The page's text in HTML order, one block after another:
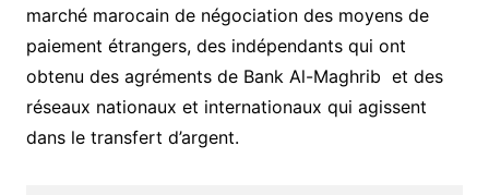
marché marocain de négociation des moyens de
paiement étrangers, des indépendants qui ont
obtenu des agréments de Bank Al-Maghrib et des
réseaux nationaux et internationaux qui agissent
dans le transfert d’argent.